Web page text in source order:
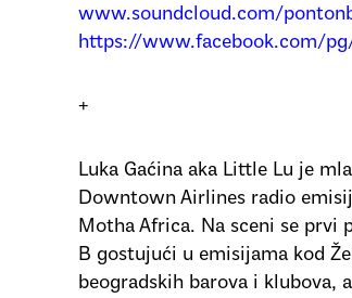
www.soundcloud.com/
https://www.facebook.com/
+
Luka Gaćina aka Little Lu je
Downtown Airlines radio
Motha Africa. Na sceni se prvi
B gostujući u emisijama kod
beogradskih barova i klubova,